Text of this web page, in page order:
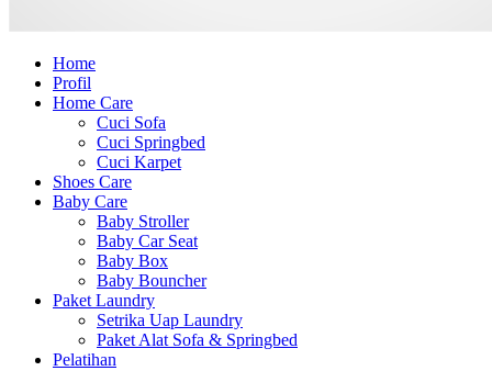
Home
Profil
Home Care
Cuci Sofa
Cuci Springbed
Cuci Karpet
Shoes Care
Baby Care
Baby Stroller
Baby Car Seat
Baby Box
Baby Bouncher
Paket Laundry
Setrika Uap Laundry
Paket Alat Sofa & Springbed
Pelatihan